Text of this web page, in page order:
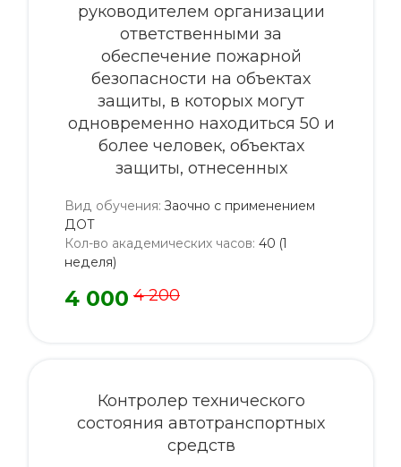
руководителем организации
ответственными за
обеспечение пожарной
безопасности на объектах
защиты, в которых могут
одновременно находиться 50 и
более человек, объектах
защиты, отнесенных
Вид обучения: Заочно с применением
ДОТ
Кол-во академических часов: 40 (1
неделя)
4 000 4 200
Контролер технического
состояния автотранспортных
средств